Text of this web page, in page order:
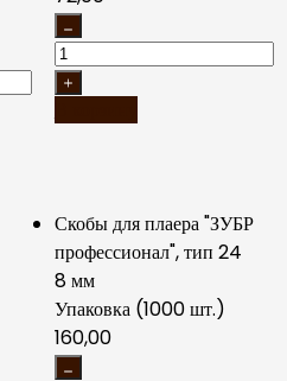
Скобы для плаера "ЗУБР
профессионал", тип 24
8 мм
Упаковка (1000 шт.)
160,00